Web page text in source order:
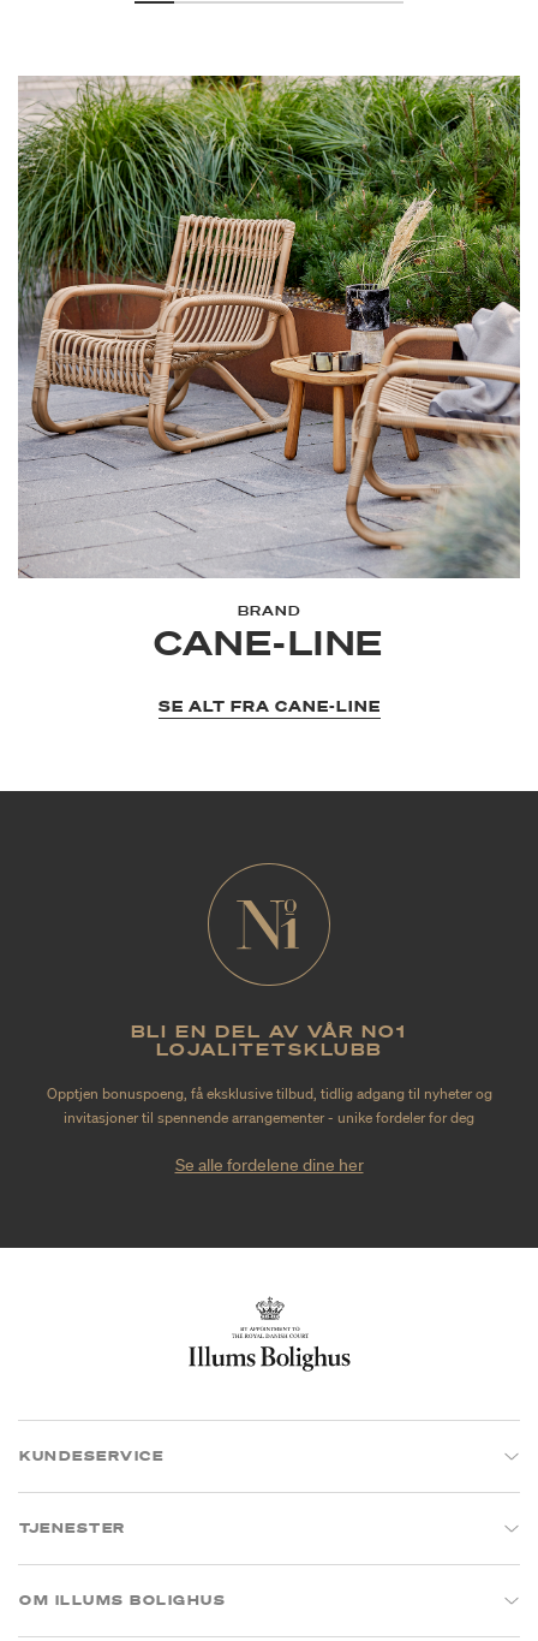
BRAND
CANE-LINE
SE ALT FRA CANE-LINE
BLI EN DEL AV VÅR NO1
LOJALITETSKLUBB
Opptjen bonuspoeng, få eksklusive tilbud, tidlig adgang til nyheter og
invitasjoner til spennende arrangementer - unike fordeler for deg
Se alle fordelene dine her
KUNDESERVICE
TJENESTER
OM ILLUMS BOLIGHUS